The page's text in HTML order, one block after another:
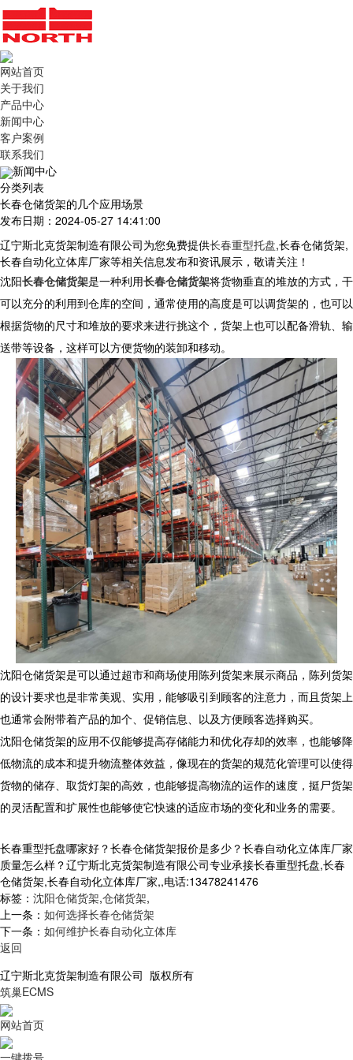
网站首页
关于我们
产品中心
新闻中心
客户案例
联系我们
新闻中心
分类列表
长春仓储货架的几个应用场景
发布日期：2024-05-27 14:41:00
辽宁斯北克货架制造有限公司为您免费提供长春重型托盘,长春仓储货架,
长春自动化立体库厂家等相关信息发布和资讯展示，敬请关注！
沈阳长春仓储货架是一种利用长春仓储货架将货物垂直的堆放的方式，干
可以充分的利用到仓库的空间，通常使用的高度是可以调货架的，也可以
根据货物的尺寸和堆放的要求来进行挑这个，货架上也可以配备滑轨、输
送带等设备，这样可以方便货物的装卸和移动。
沈阳仓储货架是可以通过超市和商场使用陈列货架来展示商品，陈列货架
的设计要求也是非常美观、实用，能够吸引到顾客的注意力，而且货架上
也通常会附带着产品的加个、促销信息、以及方便顾客选择购买。
沈阳仓储货架的应用不仅能够提高存储能力和优化存却的效率，也能够降
低物流的成本和提升物流整体效益，像现在的货架的规范化管理可以使得
货物的储存、取货灯架的高效，也能够提高物流的运作的速度，挺尸货架
的灵活配置和扩展性也能够使它快速的适应市场的变化和业务的需要。
长春重型托盘哪家好？长春仓储货架报价是多少？长春自动化立体库厂家
质量怎么样？辽宁斯北克货架制造有限公司专业承接长春重型托盘,长春
仓储货架,长春自动化立体库厂家,,电话:13478241476
标签： 沈阳仓储货架,仓储货架,
上一条： 如何选择长春仓储货架
下一条： 如何维护长春自动化立体库
返回
辽宁斯北克货架制造有限公司 版权所有
筑巢ECMS
网站首页
一键拨号